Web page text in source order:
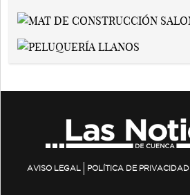
AVISO LEGAL POLÍTICA DE PRIVACIDAD